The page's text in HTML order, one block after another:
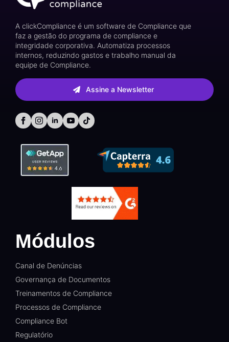
A clickCompliance é um software de Compliance que
faz a gestão do programa de compliance e
integridade corporativa. Automatiza processos
internos, reduzindo gastos e trabalho manual da
equipe de Compliance.
Assine a Newsletter
Módulos
Canal de Denúncias
Governança de Documentos
Treinamentos de Compliance
Processos de Compliance
Compliance Bot
Regulatório